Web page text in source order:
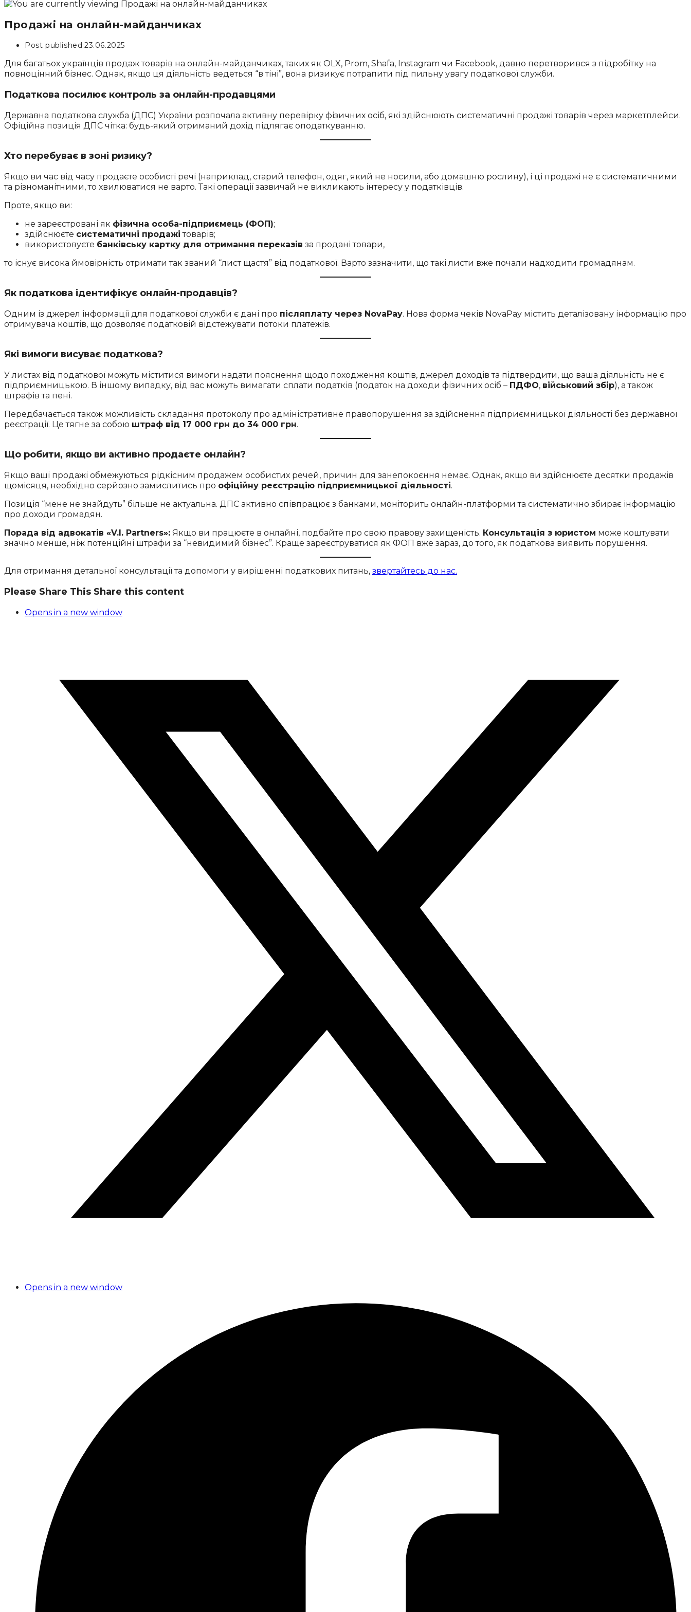
Продажі на онлайн-майданчиках
Post published:23.06.2025
Для багатьох українців продаж товарів на онлайн-майданчиках, таких як OLX, Prom, Shafa, Instagram чи Facebook, давно перетворився з підробітку на
повноцінний бізнес. Однак, якщо ця діяльність ведеться “в тіні”, вона ризикує потрапити під пильну увагу податкової служби.
Податкова посилює контроль за онлайн-продавцями
Державна податкова служба (ДПС) України розпочала активну перевірку фізичних осіб, які здійснюють систематичні продажі товарів через маркетплейси.
Офіційна позиція ДПС чітка: будь-який отриманий дохід підлягає оподаткуванню.
Хто перебуває в зоні ризику?
Якщо ви час від часу продаєте особисті речі (наприклад, старий телефон, одяг, який не носили, або домашню рослину), і ці продажі не є систематичними
та різноманітними, то хвилюватися не варто. Такі операції зазвичай не викликають інтересу у податківців.
Проте, якщо ви:
не зареєстровані як фізична особа-підприємець (ФОП);
здійснюєте систематичні продажі товарів;
використовуєте банківську картку для отримання переказів за продані товари,
то існує висока ймовірність отримати так званий “лист щастя” від податкової. Варто зазначити, що такі листи вже почали надходити громадянам.
Як податкова ідентифікує онлайн-продавців?
Одним із джерел інформації для податкової служби є дані про післяплату через NovaPay. Нова форма чеків NovaPay містить деталізовану інформацію про
отримувача коштів, що дозволяє податковій відстежувати потоки платежів.
Які вимоги висуває податкова?
У листах від податкової можуть міститися вимоги надати пояснення щодо походження коштів, джерел доходів та підтвердити, що ваша діяльність не є
підприємницькою. В іншому випадку, від вас можуть вимагати сплати податків (податок на доходи фізичних осіб – ПДФО, військовий збір), а також
штрафів та пені.
Передбачається також можливість складання протоколу про адміністративне правопорушення за здійснення підприємницької діяльності без державної
реєстрації. Це тягне за собою штраф від 17 000 грн до 34 000 грн.
Що робити, якщо ви активно продаєте онлайн?
Якщо ваші продажі обмежуються рідкісним продажем особистих речей, причин для занепокоєння немає. Однак, якщо ви здійснюєте десятки продажів
щомісяця, необхідно серйозно замислитись про офіційну реєстрацію підприємницької діяльності.
Позиція “мене не знайдуть” більше не актуальна. ДПС активно співпрацює з банками, моніторить онлайн-платформи та систематично збирає інформацію
про доходи громадян.
Порада від адвокатів «V.I. Partners»: Якщо ви працюєте в онлайні, подбайте про свою правову захищеність. Консультація з юристом може коштувати
значно менше, ніж потенційні штрафи за “невидимий бізнес”. Краще зареєструватися як ФОП вже зараз, до того, як податкова виявить порушення.
Для отримання детальної консультації та допомоги у вирішенні податкових питань, звертайтесь до нас.
Please Share This Share this content
Opens in a new window
Opens in a new window